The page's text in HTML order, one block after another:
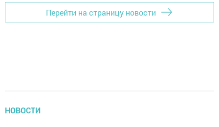
Перейти на страницу новости
НОВОСТИ